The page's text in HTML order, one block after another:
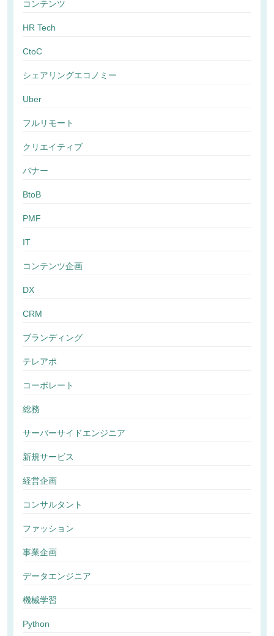
コンテンツ
HR Tech
CtoC
シェアリングエコノミー
Uber
フルリモート
クリエイティブ
バナー
BtoB
PMF
IT
コンテンツ企画
DX
CRM
ブランディング
テレアポ
コーポレート
総務
サーバーサイドエンジニア
新規サービス
経営企画
コンサルタント
ファッション
事業企画
データエンジニア
機械学習
Python